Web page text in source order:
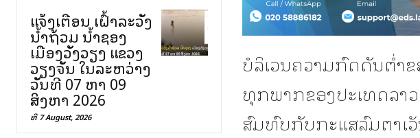
ແຈ້ງເຕືອນ ເຝົ້າລະວັງ
ນ້ຳຖ້ວມ ນ້ຳຊອງ
ເມືອງວັງວຽງ ແຂວງ
ວຽງຈັນ ໃນລະຫວ່າງ
ວັນທີ 07 ຫາ 09
ສິງຫາ 2026
ທີ 7 August, 2026
ບໍລິເວນຄວາມກົດດັນຕ່ຳ
ທຸກພາກຂອງປະເທດລາ
ສົມທົບກັບກະແສລົມຕາເ